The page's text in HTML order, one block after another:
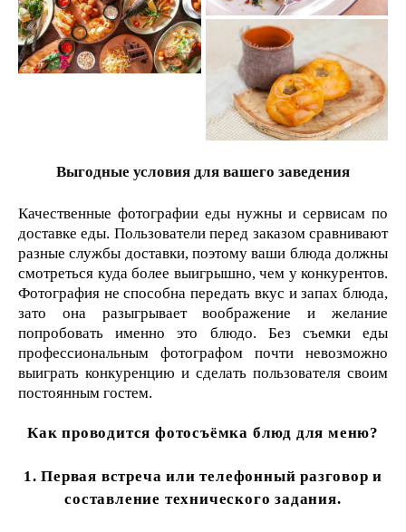
Выгодные условия для вашего заведения
Качественные фотографии еды нужны и сервисам по
доставке еды. Пользователи перед заказом сравнивают
разные службы доставки, поэтому ваши блюда должны
смотреться куда более выигрышно, чем у конкурентов.
Фотография не способна передать вкус и запах блюда,
зато она разыгрывает воображение и желание
попробовать именно это блюдо. Без съемки еды
профессиональным фотографом почти невозможно
выиграть конкуренцию и сделать пользователя своим
постоянным гостем.
Как проводится фотосъёмка блюд для меню?
1. Первая встреча или телефонный разговор и
составление технического задания.